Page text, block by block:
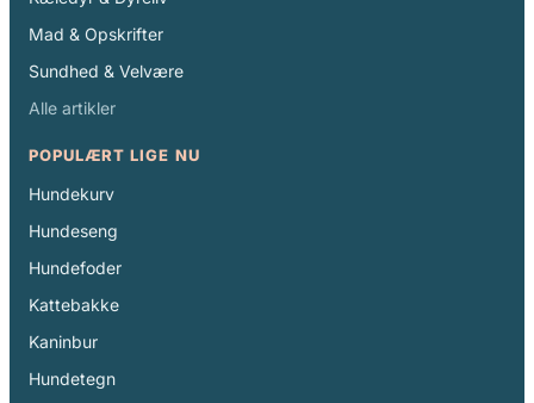
Mad & Opskrifter
Sundhed & Velvære
Alle artikler
POPULÆRT LIGE NU
Hundekurv
Hundeseng
Hundefoder
Kattebakke
Kaninbur
Hundetegn